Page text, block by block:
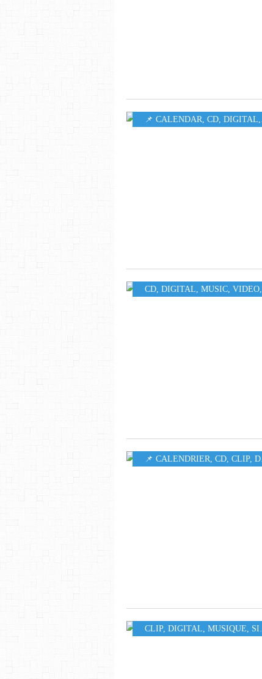
📌 CALENDAR, CD, DIGITAL,
CD, DIGITAL, MUSIC, VIDEO,
📌 CALENDRIER, CD, CLIP, DIGITAL
CLIP, DIGITAL, MUSIQUE, SINGLE